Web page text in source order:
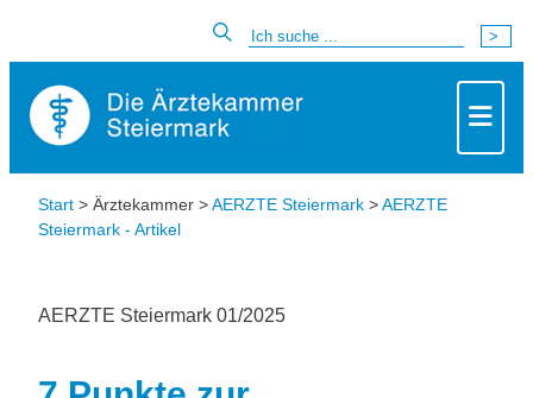
Start > Ärztekammer >AERZTE Steiermark >AERZTE
Steiermark - Artikel
AERZTE Steiermark 01/2025